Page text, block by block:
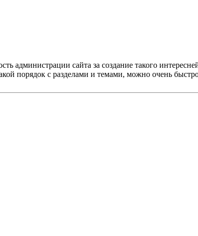
администрации сайта за создание такого
порядок с разделами и темами, можно очень